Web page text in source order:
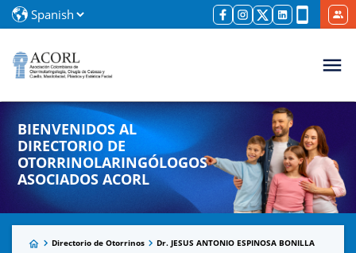
BIENVENIDOS AL
DIRECTORIO DE
OTORRINOLARINGÓLOGOS
ASOCIADOS ACORL
Directorio de Otorrinos Dr. JESUS ANTONIO ESPINOSA BONILLA